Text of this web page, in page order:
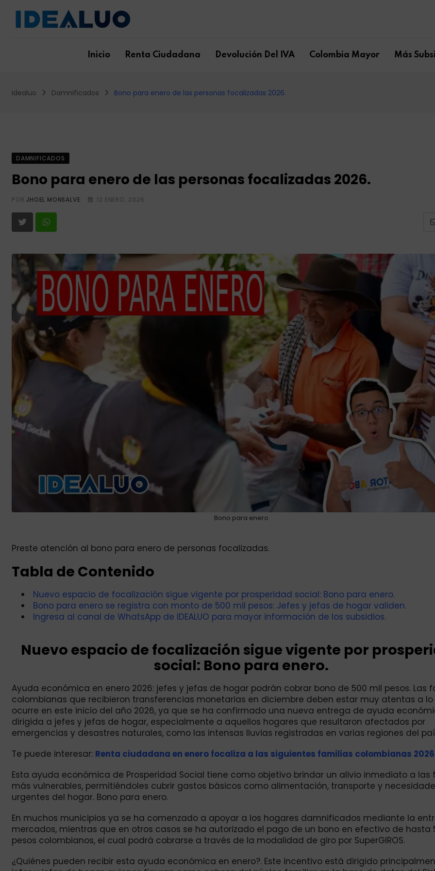
content
Inicio Renta Ciudadana Devolución Del IVA Colombia Mayor Más
Idealuo Damnificados Bono para enero de las personas focalizadas 2026.
DAMNIFICADOS
Bono para enero de las personas focalizadas 2026.
PORJHOEL MONSALVE 12 ENERO, 2026
Bono para enero
Preste atención al bono para enero de personas focalizadas.
Tabla de Contenido
Nuevo espacio de focalización sigue vigente por prosperidad social: Bono para enero.
Bono para enero se registra con monto de 500 mil pesos: Jefes y jefas de hogar validen.
Ingresa al canal de WhatsApp de IDEALUO para mayor información de los subsidios.
Nuevo espacio de focalización sigue vigente por
social: Bono para enero.
Ayuda económica en enero 2026: jefes y jefas de hogar podrán cobrar bono de 500 mil pesos. Las
colombianas que recibieron transferencias monetarias en diciembre deben estar muy atentas a lo
ocurre en este inicio del año 2026, ya que se ha confirmado una nueva entrega de ayuda
dirigida a jefes y jefas de hogar, especialmente a aquellos hogares que resultaron afectados por
emergencias y desastres naturales, como las intensas lluvias registradas en varias regiones del
Te puede interesar: Renta ciudadana en enero focaliza a las siguientes familias colombianas
Esta ayuda económica de Prosperidad Social tiene como objetivo brindar un alivio inmediato a las
más vulnerables, permitiéndoles cubrir gastos básicos como alimentación, transporte y
urgentes del hogar. Bono para enero.
En muchos municipios ya se ha comenzado a apoyar a los hogares damnificados mediante la
mercados, mientras que en otros casos se ha autorizado el pago de un bono en efectivo de hasta
pesos colombianos, el cual podrá cobrarse a través de la modalidad de giro por SuperGIROS.
¿Quiénes pueden recibir esta ayuda económica en enero?. Este incentivo está dirigido